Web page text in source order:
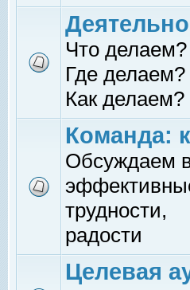
Что делаем?
Где делаем?
Как делаем?
Команда:
Обсуждаем
трудности,
радости
Целевая